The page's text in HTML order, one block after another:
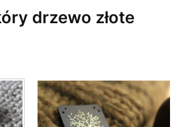
drzewo złote